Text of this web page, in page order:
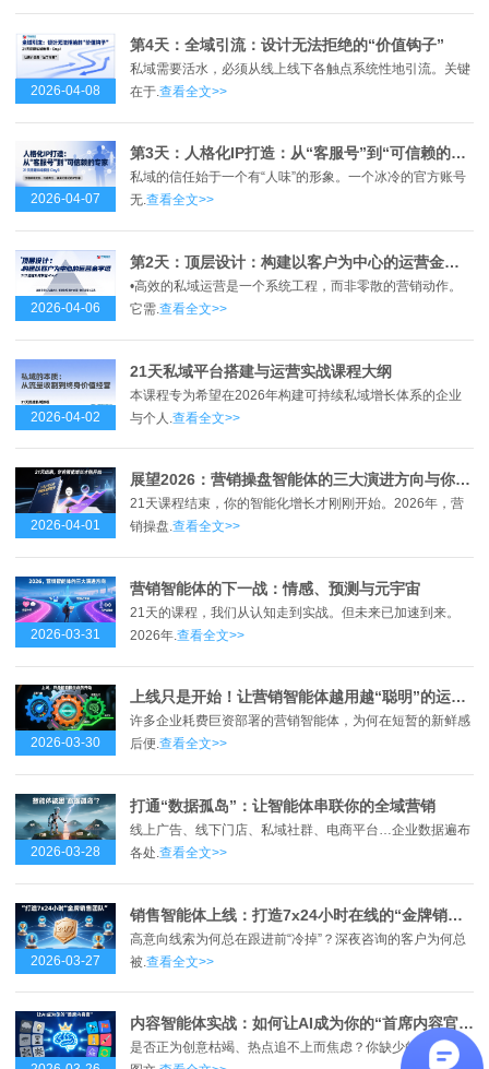
2026-04-08
第4天：全域引流：设计无法拒绝的“价值钩子”
私域需要活水，必须从线上线下各触点系统性地引流。关键
在于. 查看全文>>
2026-04-07
第3天：人格化IP打造：从“客服号”到“可信赖的专家”
私域的信任始于一个有“人味”的形象。一个冰冷的官方账号
无.查看全文>>
2026-04-06
第2天：顶层设计：构建以客户为中心的运营金字塔
•高效的私域运营是一个系统工程，而非零散的营销动作。
它需.查看全文>>
2026-04-02
21天私域平台搭建与运营实战课程大纲
本课程专为希望在2026年构建可持续私域增长体系的企业
与个人. 查看全文>>
2026-04-01
展望2026：营销操盘智能体的三大演进方向与你的行动清单
21天课程结束，你的智能化增长才刚刚开始。2026年，营
销操盘.查看全文>>
2026-03-31
营销智能体的下一战：情感、预测与元宇宙
21天的课程，我们从认知走到实战。但未来已加速到来。
2026年. 查看全文>>
2026-03-30
上线只是开始！让营销智能体越用越“聪明”的运营心法
许多企业耗费巨资部署的营销智能体，为何在短暂的新鲜感
后便.查看全文>>
2026-03-28
打通“数据孤岛”：让智能体串联你的全域营销
线上广告、线下门店、私域社群、电商平台…企业数据遍布
各处.查看全文>>
2026-03-27
销售智能体上线：打造7x24小时在线的“金牌销售团队”
高意向线索为何总在跟进前“冷掉”？深夜咨询的客户为何总
被. 查看全文>>
内容智能体实战：如何让AI成为你的“首席内容官”？
是否正为创意枯竭、热点追不上而焦虑？你缺少的不是AI生